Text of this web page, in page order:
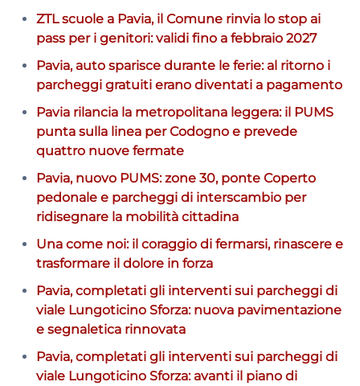
ZTL scuole a Pavia, il Comune rinvia lo stop ai
pass per i genitori: validi fino a febbraio 2027
Pavia, auto sparisce durante le ferie: al ritorno i
parcheggi gratuiti erano diventati a pagamento
Pavia rilancia la metropolitana leggera: il PUMS
punta sulla linea per Codogno e prevede
quattro nuove fermate
Pavia, nuovo PUMS: zone 30, ponte Coperto
pedonale e parcheggi di interscambio per
ridisegnare la mobilità cittadina
Una come noi: il coraggio di fermarsi, rinascere e
trasformare il dolore in forza
Pavia, completati gli interventi sui parcheggi di
viale Lungoticino Sforza: nuova pavimentazione
e segnaletica rinnovata
Pavia, completati gli interventi sui parcheggi di
viale Lungoticino Sforza: avanti il piano di